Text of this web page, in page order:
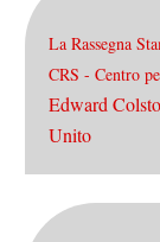
La Rassegna
CRS - Centro
Edward
Unito